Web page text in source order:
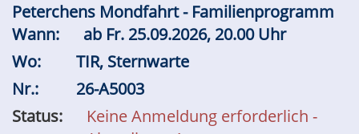
Peterchens Mondfahrt - Familienprogramm
Wann:
ab Fr. 25.09.2026, 20.00 Uhr
Wo:
TIR, Sternwarte
Nr.:
26-A5003
Status:
Keine Anmeldung erforderlich -